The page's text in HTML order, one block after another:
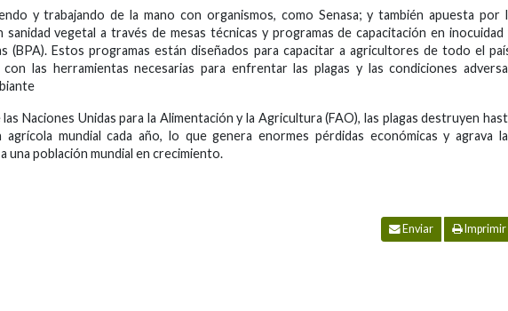
y trabajando de la mano con organismos, como Senasa; y también apuesta por
vegetal a través de mesas técnicas y programas de capacitación en inocuidad
(BPA). Estos programas están diseñados para capacitar a agricultores de todo el
las herramientas necesarias para enfrentar las plagas y las condiciones
Naciones Unidas para la Alimentación y la Agricultura (FAO), las plagas destruyen
mundial cada año, lo que genera enormes pérdidas económicas y agrava
una población mundial en crecimiento.
Enviar Imprimir